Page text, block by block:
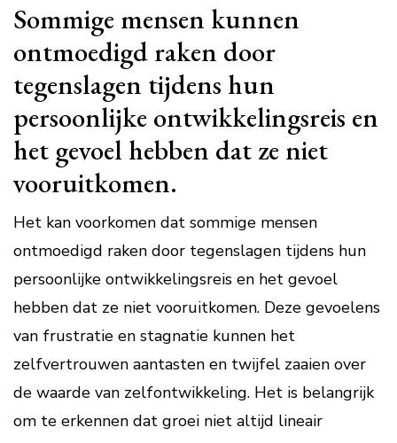
Sommige mensen kunnen
ontmoedigd raken door
tegenslagen tijdens hun
persoonlijke ontwikkelingsreis en
het gevoel hebben dat ze niet
vooruitkomen.
Het kan voorkomen dat sommige mensen
ontmoedigd raken door tegenslagen tijdens hun
persoonlijke ontwikkelingsreis en het gevoel
hebben dat ze niet vooruitkomen. Deze gevoelens
van frustratie en stagnatie kunnen het
zelfvertrouwen aantasten en twijfel zaaien over
de waarde van zelfontwikkeling. Het is belangrijk
om te erkennen dat groei niet altijd lineair